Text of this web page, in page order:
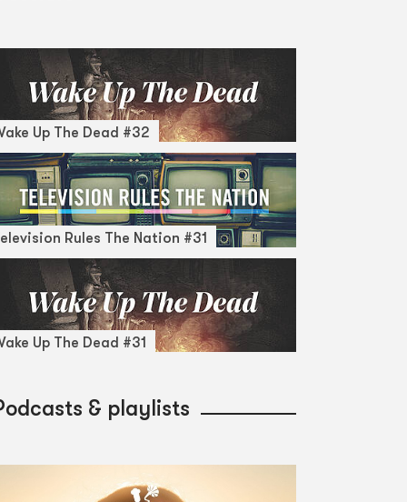
Up The Dead #32
Rules The Nation #31
Up The Dead #31
& playlists